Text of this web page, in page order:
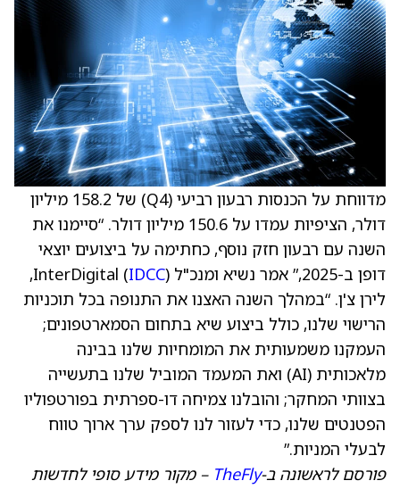
מדווחת על הכנסות רבעון רביעי (Q4) של 158.2 מיליון
דולר, הציפיות עמדו על 150.6 מיליון דולר. “סיימנו את
השנה עם רבעון חזק נוסף, כחתימה על ביצועים יוצאי
דופן ב-2025,” אמר נשיא ומנכ"ל InterDigital (
IDCC
),
לירן צ'ן. “במהלך השנה האצנו את התנופה בכל תוכניות
הרישוי שלנו, כולל ביצוע שיא בתחום הסמארטפונים;
העמקנו משמעותית את המומחיות שלנו בבינה
מלאכותית (AI) ואת המעמד המוביל שלנו בתעשייה
בצוותי המחקר; והובלנו צמיחה דו-ספרתית בפורטפוליו
הפטנטים שלנו, כדי לעזור לנו לספק ערך ארוך טווח
לבעלי המניות.”
פורסם לראשונה ב-TheFly – מקור מידע סופי לחדשות